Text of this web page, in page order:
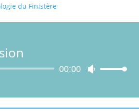
du Finistère
00:00
Utilisez